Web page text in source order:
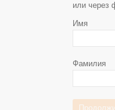
или через
Имя
Фамилия